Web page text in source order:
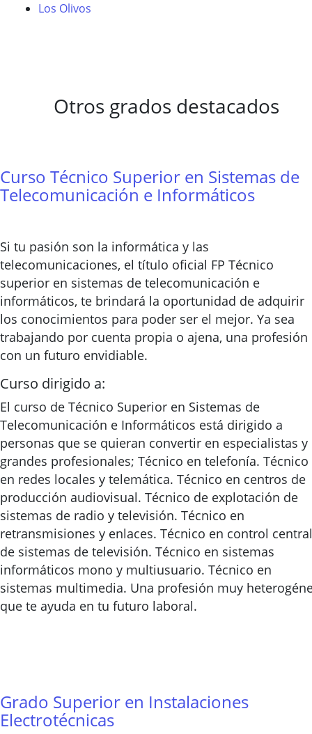
Los Olivos
Otros grados destacados
Curso Técnico Superior en Sistemas de
Telecomunicación e Informáticos
Si tu pasión son la informática y las
telecomunicaciones, el título oficial FP Técnico
superior en sistemas de telecomunicación e
informáticos, te brindará la oportunidad de adquirir
los conocimientos para poder ser el mejor. Ya sea
trabajando por cuenta propia o ajena, una profesión
con un futuro envidiable.
Curso dirigido a:
El curso de Técnico Superior en Sistemas de
Telecomunicación e Informáticos está dirigido a
personas que se quieran convertir en especialistas y
grandes profesionales; Técnico en telefonía. Técnico
en redes locales y telemática. Técnico en centros de
producción audiovisual. Técnico de explotación de
sistemas de radio y televisión. Técnico en
retransmisiones y enlaces. Técnico en control central
de sistemas de televisión. Técnico en sistemas
informáticos mono y multiusuario. Técnico en
sistemas multimedia. Una profesión muy
que te ayuda en tu futuro laboral.
Grado Superior en Instalaciones
Electrotécnicas